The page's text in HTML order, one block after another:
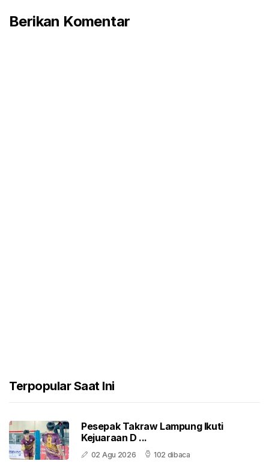
Berikan Komentar
Terpopular Saat Ini
Pesepak Takraw Lampung Ikuti
Kejuaraan D ...
02 Agu 2026 102 dibaca